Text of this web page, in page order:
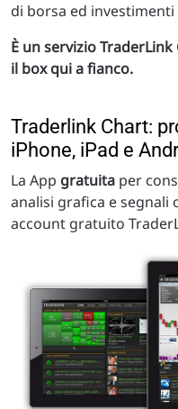
di borsa ed investimenti
È un servizio
il box qui a fianco.
Traderlink Chart:
iPhone, iPad e
La App gratuita per
analisi grafica e segnali
account gratuito